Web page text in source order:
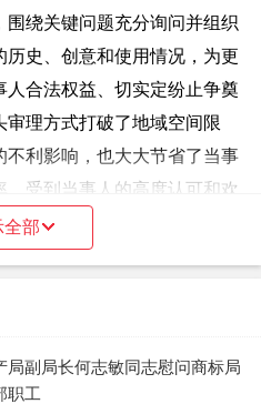
绕关键问题充分询问并组织
史、创意和使用情况，为更
合法权益、切实定纷止争奠
理方式打破了地域空间限
利影响，也大大节省了当事
，受到当事人的高度认可和欢
全部
局副局长何志敏同志慰问商标局
职工